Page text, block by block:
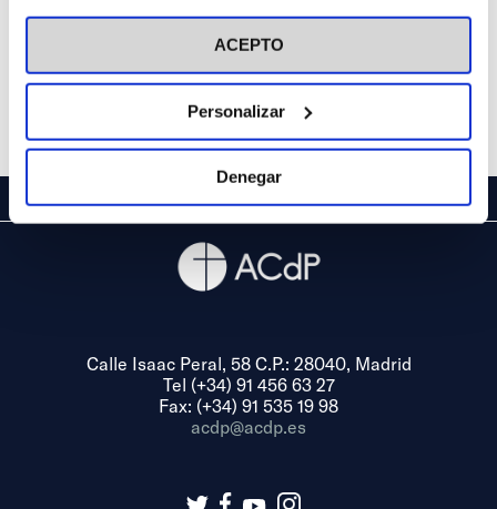
visitar nuestra Política de Cookies
ACEPTO
Personalizar
Denegar
Calle Isaac Peral, 58 C.P.: 28040, Madrid
Tel (+34) 91 456 63 27
Fax: (+34) 91 535 19 98
acdp@acdp.es